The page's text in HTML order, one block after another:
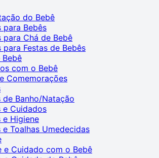
do Bebê
para Bebês
para Chá de Bebê
Festas de Bebês
Bebê
com o Bebê
Comemorações
de Banho/Natação
e Cuidados
e Higiene
e Toalhas Umedecidas
e Cuidado com o Bebê